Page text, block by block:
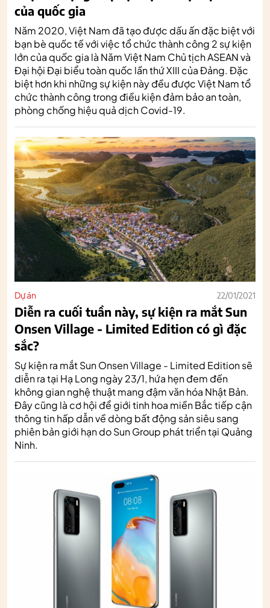
của quốc gia
Năm 2020, Việt Nam đã tạo được dấu ấn đặc biệt với
bạn bè quốc tế với việc tổ chức thành công 2 sự kiện
lớn của quốc gia là Năm Việt Nam Chủ tịch ASEAN và
Đại hội Đại biểu toàn quốc lần thứ XIII của Đảng. Đặc
biệt hơn khi những sự kiện này đều được Việt Nam tổ
chức thành công trong điều kiện đảm bảo an toàn,
phòng chống hiệu quả dịch Covid-19.
Dự án 22/01/2021
Diễn ra cuối tuần này, sự kiện ra mắt Sun
Onsen Village - Limited Edition có gì đặc
sắc?
Sự kiện ra mắt Sun Onsen Village - Limited Edition sẽ
diễn ra tại Hạ Long ngày 23/1, hứa hẹn đem đến
không gian nghệ thuật mang đậm văn hóa Nhật Bản.
Đây cũng là cơ hội để giới tinh hoa miền Bắc tiếp cận
thông tin hấp dẫn về dòng bất động sản siêu sang
phiên bản giới hạn do Sun Group phát triển tại Quảng
Ninh.